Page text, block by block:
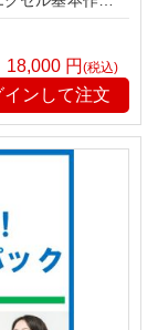
著者でもお馴染
る経理のための
者向けに効率U
18,000 円(税込)
インして注文